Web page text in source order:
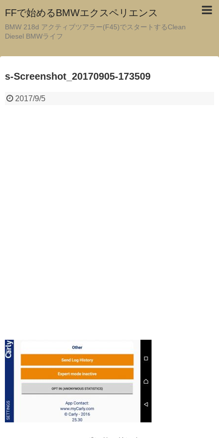
FFで始めるBMWエクスペリエンス
BMW 218d アクティブツアラー(F45)でスタートするClean
Diesel BMWライフ
s-Screenshot_20170905-173509
2017/9/5